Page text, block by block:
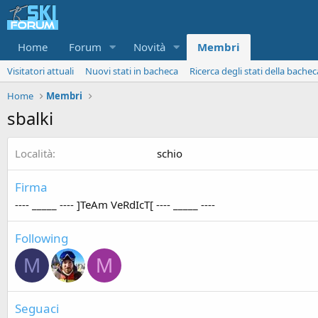
Home Forum Novità Membri
Visitatori attuali Nuovi stati in bacheca
Ricerca degli stati della
Home
Membri
sbalki
Località schio
Firma
---- _____ ---- ]TeAm VeRdIcT[ ---- _____ ----
Following
M M
Seguaci